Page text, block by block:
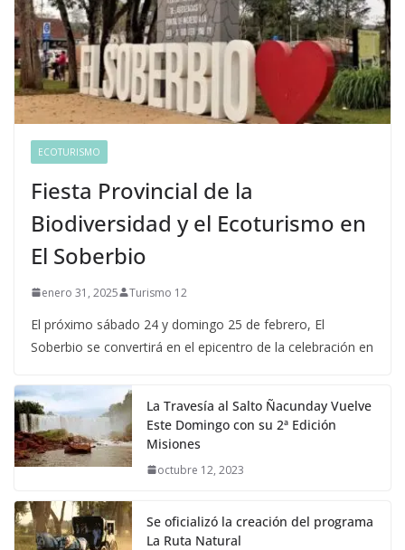
ECOTURISMO
Fiesta Provincial de la
Biodiversidad y el Ecoturismo en
El Soberbio
enero 31, 2025 Turismo 12
El próximo sábado 24 y domingo 25 de febrero, El
Soberbio se convertirá en el epicentro de la celebración en
La Travesía al Salto Ñacunday Vuelve
Este Domingo con su 2ª Edición
Misiones
octubre 12, 2023
Se oficializó la creación del programa
La Ruta Natural